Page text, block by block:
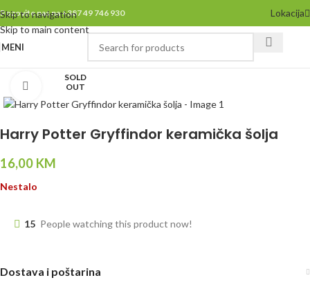
Skip to navigation
Skip to main content
Pozovite nas na +387 49 746 930 Lokacija
MENI
SOLD
OUT
Click to enlarge
Harry Potter Gryffindor keramička šolja
16,00 KM
Nestalo
15 People watching this product now!
Dostava i poštarina